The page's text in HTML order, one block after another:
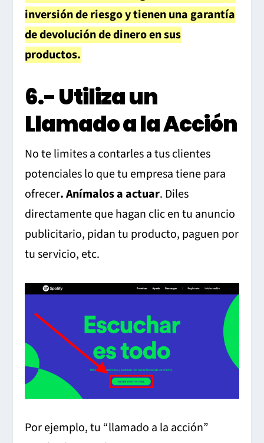
inversión de riesgo y tienen una garantía
de devolución de dinero en sus
productos.
6.- Utiliza un
Llamado a la Acción
No te limites a contarles a tus clientes
potenciales lo que tu empresa tiene para
ofrecer. Anímalos a actuar. Diles
directamente que hagan clic en tu anuncio
publicitario, pidan tu producto, paguen por
tu servicio, etc.
Por ejemplo, tu “llamado a la acción”